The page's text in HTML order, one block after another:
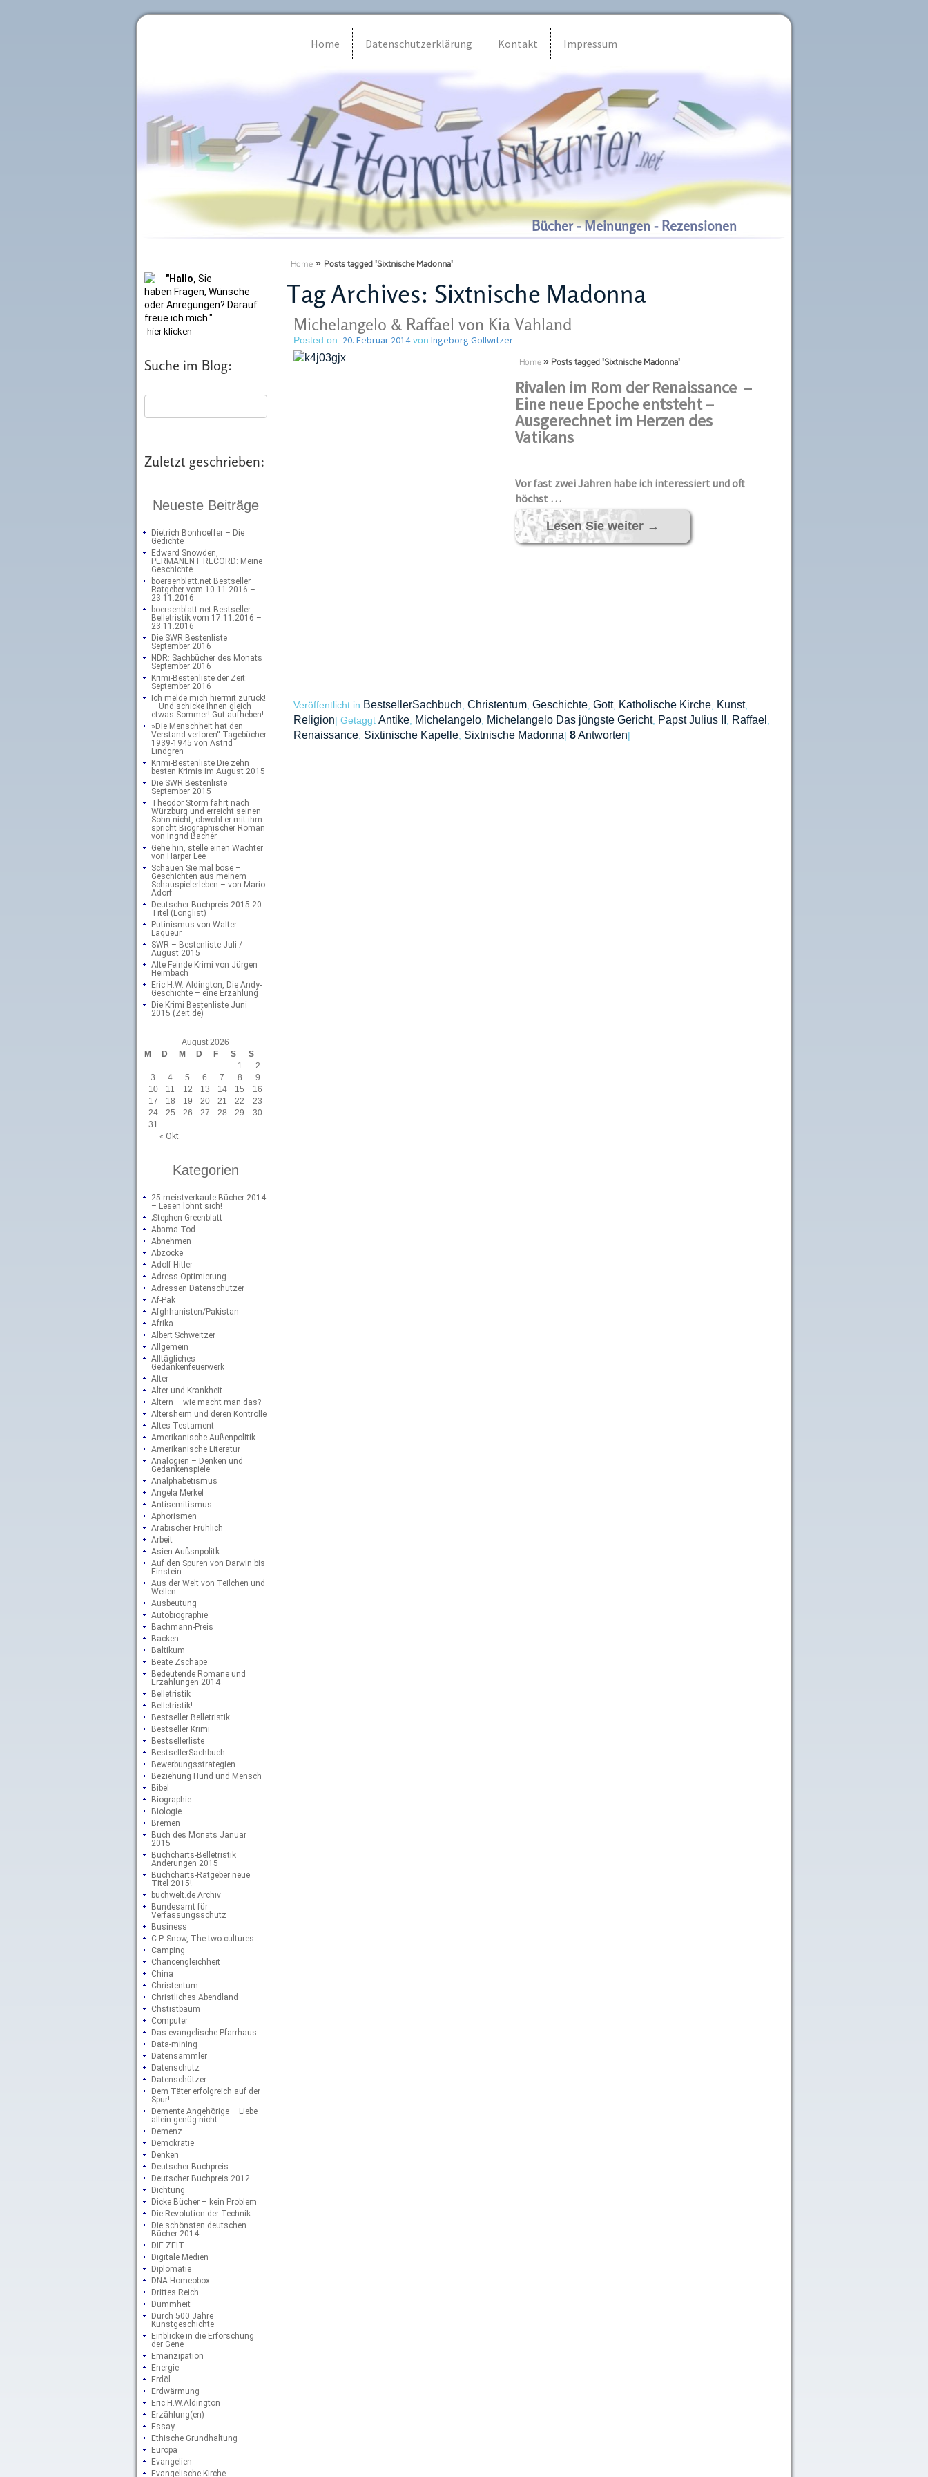
Home Datenschutzerklärung Kontakt Impressum
Bücher - Meinungen - Rezensionen
"Hallo, Sie
haben Fragen, Wünsche
oder Anregungen? Darauf
freue ich mich."
-hier klicken -
Suche im Blog:
Zuletzt geschrieben:
Neueste Beiträge
Dietrich Bonhoeffer – Die
Gedichte
Edward Snowden,
PERMANENT RECORD: Meine
Geschichte
boersenblatt.net Bestseller
Ratgeber vom 10.11.2016 –
23.11.2016
boersenblatt.net Bestseller
Belletristik vom 17.11.2016 –
23.11.2016
Die SWR Bestenliste
September 2016
NDR: Sachbücher des Monats
September 2016
Krimi-Bestenliste der Zeit:
September 2016
Ich melde mich hiermit zurück!
– Und schicke Ihnen gleich
etwas Sommer! Gut aufheben!
»Die Menschheit hat den
Verstand verloren“ Tagebücher
1939-1945 von Astrid
Lindgren
Krimi-Bestenliste Die zehn
besten Krimis im August 2015
Die SWR Bestenliste
September 2015
Theodor Storm fährt nach
Würzburg und erreicht seinen
Sohn nicht, obwohl er mit ihm
spricht Biographischer Roman
von Ingrid Bachér
Gehe hin, stelle einen Wächter
von Harper Lee
Schauen Sie mal böse –
Geschichten aus meinem
Schauspielerleben – von Mario
Adorf
Deutscher Buchpreis 2015 20
Titel (Longlist)
Putinismus von Walter
Laqueur
SWR – Bestenliste Juli /
August 2015
Alte Feinde Krimi von Jürgen
Heimbach
Eric H.W. Aldington, Die Andy-
Geschichte – eine Erzählung
Die Krimi Bestenliste Juni
2015 (Zeit.de)
August 2026
M
D M D F S S
« Okt.
1
2
3
4 5 6 7 8
9
10
11 12 13 14 15
16
17
18 19 20 21 22
23
24
25 26 27 28 29
30
31
Kategorien
25 meistverkaufe Bücher 2014
– Lesen lohnt sich!
;Stephen Greenblatt
Abama Tod
Abnehmen
Abzocke
Adolf Hitler
Adress-Optimierung
Adressen Datenschützer
Af-Pak
Afghhanisten/Pakistan
Afrika
Albert Schweitzer
Allgemein
Alltägliches
Gedankenfeuerwerk
Alter
Alter und Krankheit
Altern – wie macht man das?
Altersheim und deren Kontrolle
Altes Testament
Amerikanische Außenpolitik
Amerikanische Literatur
Analogien – Denken und
Gedankenspiele
Analphabetismus
Angela Merkel
Antisemitismus
Aphorismen
Arabischer Frühlich
Arbeit
Asien Außsnpolitk
Auf den Spuren von Darwin bis
Einstein
Aus der Welt von Teilchen und
Wellen
Ausbeutung
Autobiographie
Bachmann-Preis
Backen
Baltikum
Beate Zschäpe
Bedeutende Romane und
Erzählungen 2014
Belletristik
Belletristik!
Bestseller Belletristik
Bestseller Krimi
Bestsellerliste
BestsellerSachbuch
Bewerbungsstrategien
Beziehung Hund und Mensch
Bibel
Biographie
Biologie
Bremen
Buch des Monats Januar
2015
Buchcharts-Belletristik
Änderungen 2015
Buchcharts-Ratgeber neue
Titel 2015!
buchwelt.de Archiv
Bundesamt für
Verfassungsschutz
Business
C.P. Snow, The two cultures
Camping
Chancengleichheit
China
Christentum
Christliches Abendland
Chstistbaum
Computer
Das evangelische Pfarrhaus
Data-mining
Datensammler
Datenschutz
Datenschützer
Dem Täter erfolgreich auf der
Spur!
Demente Angehörige – Liebe
allein genüg nicht
Demenz
Demokratie
Denken
Deutscher Buchpreis
Deutscher Buchpreis 2012
Dichtung
Dicke Bücher – kein Problem
Die Revolution der Technik
Die schönsten deutschen
Bücher 2014
DIE ZEIT
Digitale Medien
Diplomatie
DNA Homeobox
Drittes Reich
Dummheit
Durch 500 Jahre
Kunstgeschichte
Einblicke in die Erforschung
der Gene
Emanzipation
Energie
Erdöl
Erdwärmung
Eric H.W.Aldington
Erzählung(en)
Essay
Ethische Grundhaltung
Europa
Evangelien
Evangelische Kirche
Home » Posts tagged 'Sixtnische Madonna'
Tag Archives: Sixtnische Madonna
Michelangelo & Raffael von Kia Vahland
Posted on 20. Februar 2014von Ingeborg Gollwitzer
Home » Posts tagged 'Sixtnische Madonna'
Rivalen im Rom der Renaissance –
Eine neue Epoche entsteht –
Ausgerechnet im Herzen des
Vatikans
Vor fast zwei Jahren habe ich interessiert und oft
höchst …
Lesen Sie weiter →
Veröffentlicht in BestsellerSachbuch Christentum, Geschichte, Gott, Katholische Kirche, Kunst,
Religion| Getaggt Antike, Michelangelo, Michelangelo Das jüngste Gericht, Papst Julius II Raffael
Renaissance, Sixtinische Kapelle, Sixtnische Madonna| 8Antworten|